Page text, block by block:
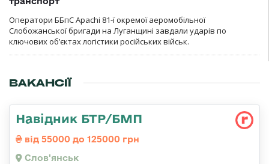
Оператори ББпС Apachi 81-ї окремої аеромобільної
Слобожанської бригади на Луганщині завдали ударів по
ключових об’єктах логістики російських військ.
ВАКАНСІЇ
Навідник БТР/БМП
від 55000 до 125000 грн
Слов'янськ